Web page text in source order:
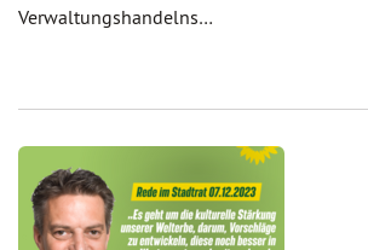
Verwaltungshandelns…